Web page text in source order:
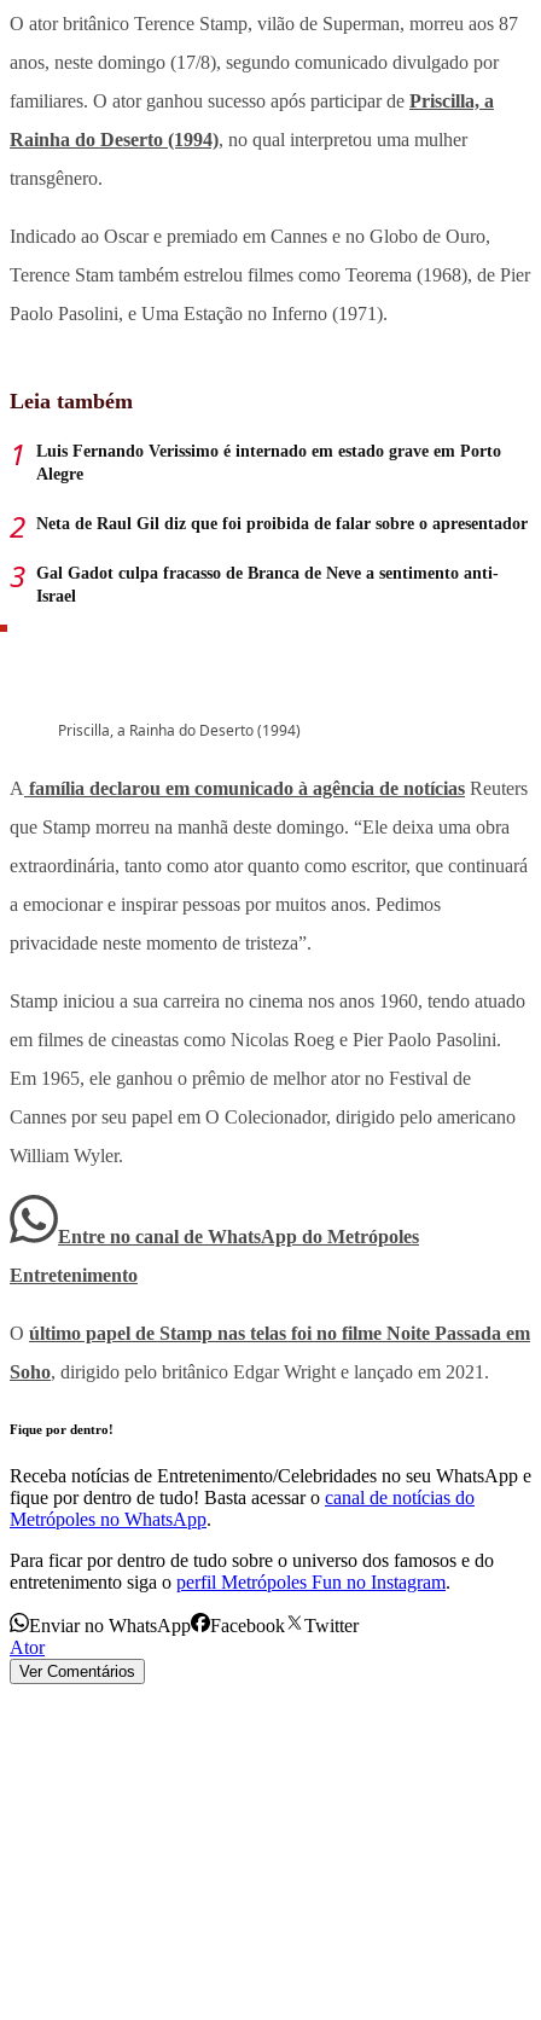
O ator britânico Terence Stamp, vilão de Superman, morreu aos 87
anos, neste domingo (17/8), segundo comunicado divulgado por
familiares. O ator ganhou sucesso após participar de Priscilla, a
Rainha do Deserto (1994), no qual interpretou uma mulher
transgênero.
Indicado ao Oscar e premiado em Cannes e no Globo de Ouro,
Terence Stam também estrelou filmes como Teorema (1968), de Pier
Paolo Pasolini, e Uma Estação no Inferno (1971).
Leia também
Luis Fernando Verissimo é internado em estado grave em Porto
Alegre
Neta de Raul Gil diz que foi proibida de falar sobre o apresentador
Gal Gadot culpa fracasso de Branca de Neve a sentimento anti-
Israel
Priscilla, a Rainha do Deserto (1994)
A família declarou em comunicado à agência de notícias Reuters
que Stamp morreu na manhã deste domingo. “Ele deixa uma obra
extraordinária, tanto como ator quanto como escritor, que continuará
a emocionar e inspirar pessoas por muitos anos. Pedimos
privacidade neste momento de tristeza”.
Stamp iniciou a sua carreira no cinema nos anos 1960, tendo atuado
em filmes de cineastas como Nicolas Roeg e Pier Paolo Pasolini.
Em 1965, ele ganhou o prêmio de melhor ator no Festival de
Cannes por seu papel em O Colecionador, dirigido pelo americano
William Wyler.
Entre no canal de WhatsApp do Metrópoles
Entretenimento
O último papel de Stamp nas telas foi no filme Noite Passada em
Soho, dirigido pelo britânico Edgar Wright e lançado em 2021.
Fique por dentro!
Receba notícias de Entretenimento/Celebridades no seu WhatsApp e
fique por dentro de tudo! Basta acessar o canal de notícias do
Metrópoles no WhatsApp.
Para ficar por dentro de tudo sobre o universo dos famosos e do
entretenimento siga o perfil Metrópoles Fun no Instagram.
Enviar no WhatsApp Facebook
Twitter
Ator
Ver Comentários